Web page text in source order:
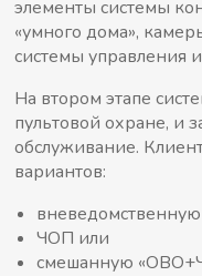
элементы системы
«умного дома»,
системы управления
На втором этапе
пультовой охране, и
обслуживание.
вариантов:
ЧОП или
смешанную